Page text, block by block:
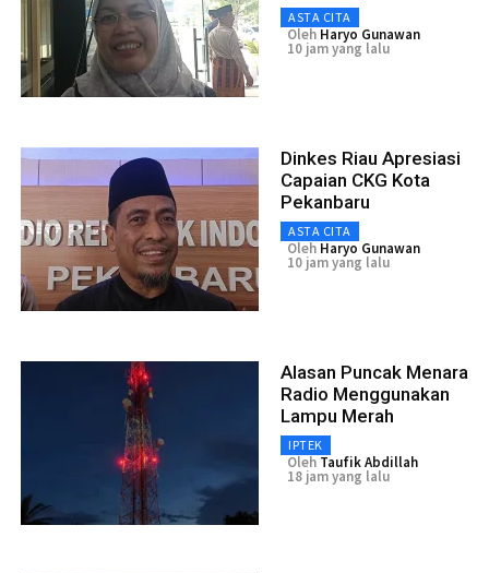
ASTA CITA
Oleh Haryo Gunawan
10 jam yang lalu
Dinkes Riau Apresiasi
Capaian CKG Kota
Pekanbaru
ASTA CITA
Oleh Haryo Gunawan
10 jam yang lalu
Alasan Puncak Menara
Radio Menggunakan
Lampu Merah
IPTEK
Oleh Taufik Abdillah
18 jam yang lalu